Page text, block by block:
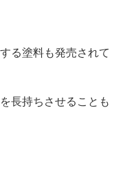
る塗料も発売されて
長持ちさせることも